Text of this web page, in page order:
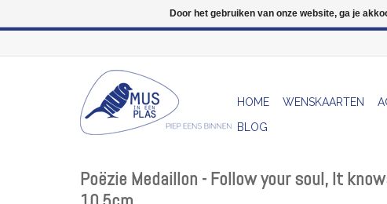
HOME WENSKAARTEN
BLOG
Poëzie Medaillon - Follow your soul, It
Door het gebruiken van onze website, ga je